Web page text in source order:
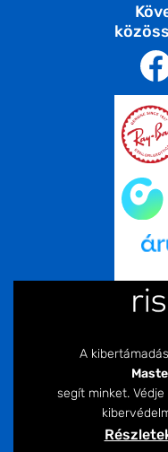
A
segít minket.